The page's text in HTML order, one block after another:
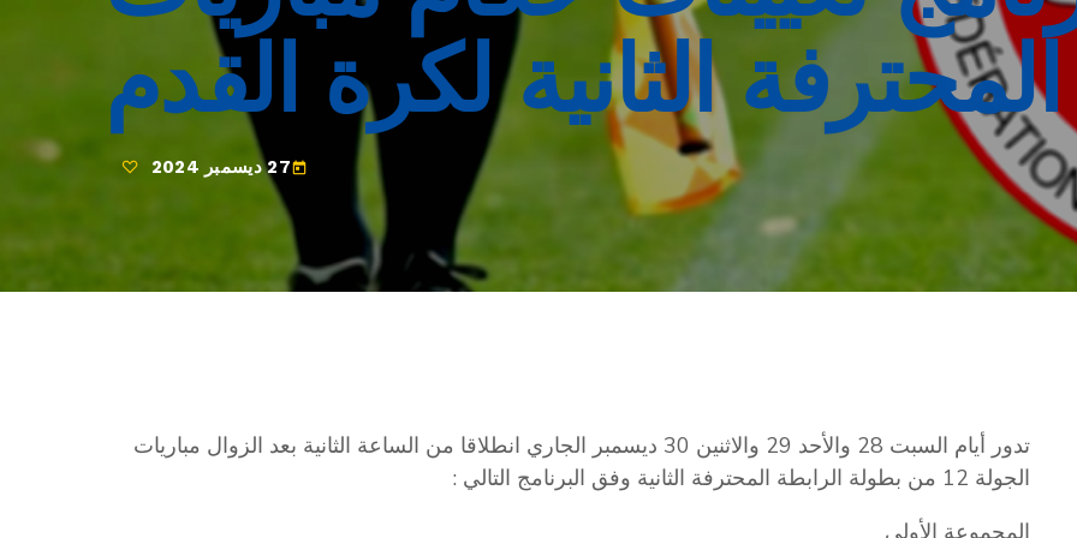
الثانية لكرة القدم
today27 ديسمبر 2024
تدور أيام السبت 28 والأحد 29 والاثنين 30 ديسمبر الجاري انطلاقا من الساعة الثانية بعد الزوال مباريات
الجولة 12 من بطولة الرابطة المحترفة الثانية وفق البرنامج التالي :
المجموعة الأولى